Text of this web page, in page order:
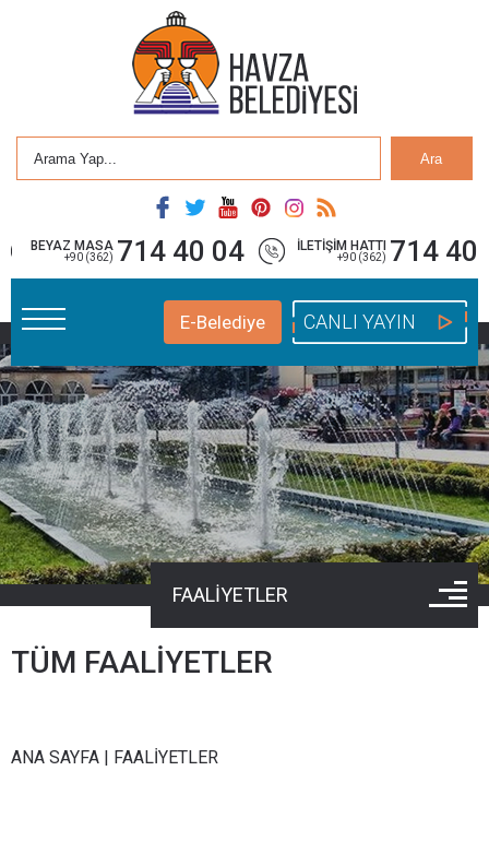
Ara
İLETİŞİM HATTI
+90 (362) 714 40
BEYAZ MASA
+90 (362) 714 40 04
E-Belediye CANLI YAYIN
FAALİYETLER
TÜM FAALİYETLER
ANA SAYFA | FAALİYETLER